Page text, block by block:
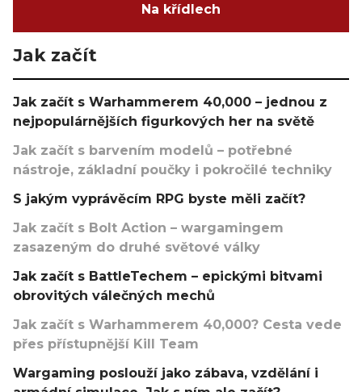
Na křídlech
Jak začít
Jak začít s Warhammerem 40,000 – jednou z
nejpopulárnějších figurkových her na světě
Jak začít s barvením modelů – potřebné
nástroje, základní poučky i pokročilé techniky
S jakým vyprávěcím RPG byste měli začít?
Jak začít s Bolt Action – wargamingem
zasazeným do druhé světové války
Jak začít s BattleTechem – epickými bitvami
obrovitých válečných mechů
Jak začít s Warhammerem 40,000? Cesta vede
přes přístupnější Kill Team
Wargaming poslouží jako zábava, vzdělání i